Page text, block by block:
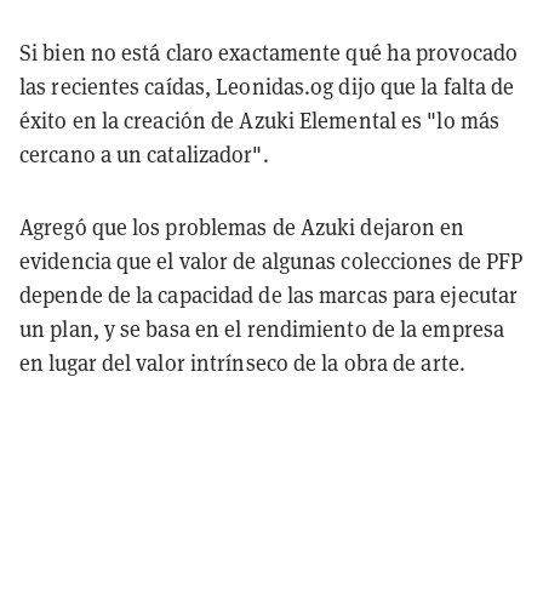
Si bien no está claro exactamente qué ha provocado
las recientes caídas, Leonidas.og dijo que la falta de
éxito en la creación de Azuki Elemental es "lo más
cercano a un catalizador".
Agregó que los problemas de Azuki dejaron en
evidencia que el valor de algunas colecciones de PFP
depende de la capacidad de las marcas para ejecutar
un plan, y se basa en el rendimiento de la empresa
en lugar del valor intrínseco de la obra de arte.